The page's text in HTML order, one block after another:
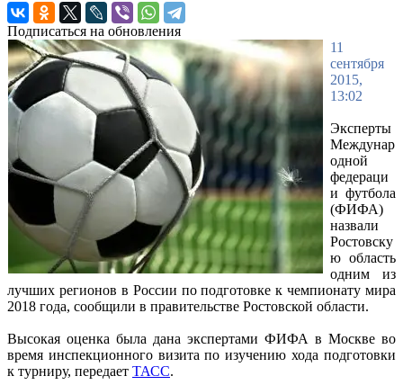
Подписаться на обновления
11
сентября
2015,
13:02
Эксперты
Междунар
одной
федераци
и футбола
(ФИФА)
назвали
Ростовску
ю область
одним из
лучших регионов в России по подготовке к чемпионату мира
2018 года, сообщили в правительстве Ростовской области.
Высокая оценка была дана экспертами ФИФА в Москве во
время инспекционного визита по изучению хода подготовки
к турниру, передает ТАСС.